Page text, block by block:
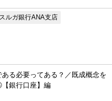
スルガ銀行ANA支店
る必要ってある？／既成概念を
銀行口座】編